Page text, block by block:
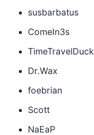
susbarbatus
ComeIn3s
TimeTravelDuck
Dr.Wax
foebrian
Scott
NaEaP